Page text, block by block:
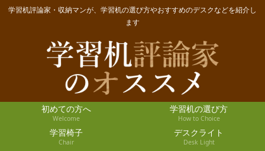
学習机評論家・収納マンが、学習机の選び方やおすすめのデスクなどを紹介し
ます
初めての方へ
Welcome
学習机の選び方
How to Choice
学習椅子
Chair
デスクライト
Desk Light